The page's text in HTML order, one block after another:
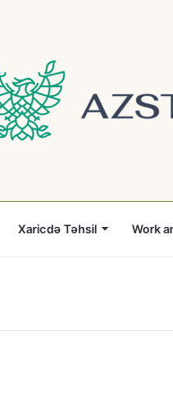
Xaricdə Təhsil Work